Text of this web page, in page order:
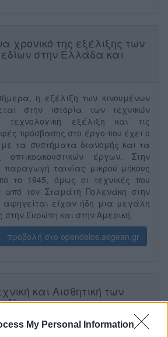
My Personal Information
χρονικό της εξέλιξης των
στην Ελλάδα και
η εξέλιξη των κινουμένων
στην ιστορία των τεχνικών
εξέλιξη και τις
πρόσβασης στο έργο που έχει ο
τα συστήματα διανομής και τα
οπτικοακουστικών έργων. Στην
ταινίας μικρού μήκους
το 1945, όμως οι τεχνικές που
από τον Σταμάτη Πολενάκη στην
αφηγείται είχαν ήδη μια μεγάλη
Ευρώπη και στην Αμερική.
προβολή στο opendelos.aegean.gr
και Αισθητική των